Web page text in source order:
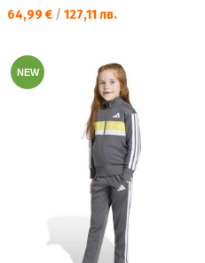
Текуща цена:
64,99 € / 127,11 лв.
NEW